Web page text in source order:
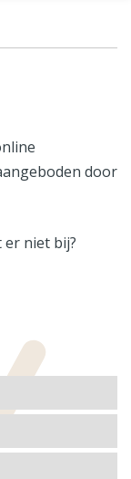
door
er niet bij?